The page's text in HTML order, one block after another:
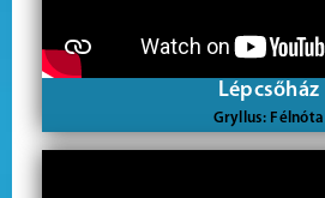
Lépcsőház
Gryllus: Félnóta